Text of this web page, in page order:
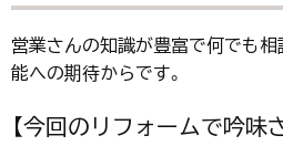
営業さんの知識が豊富で何でも相
能への期待からです。
【今回のリフォームで吟